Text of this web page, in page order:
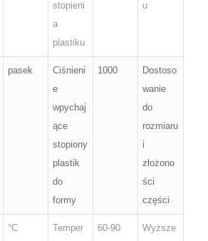
stopieni
a
plastiku
u
pasek
Ciśnieni
e
wpychaj
ące
stopiony
plastik
do
formy
1000
Dostoso
wanie
do
rozmiaru
i
złożono
ści
części
°C
Temper
60-90
Wyższe